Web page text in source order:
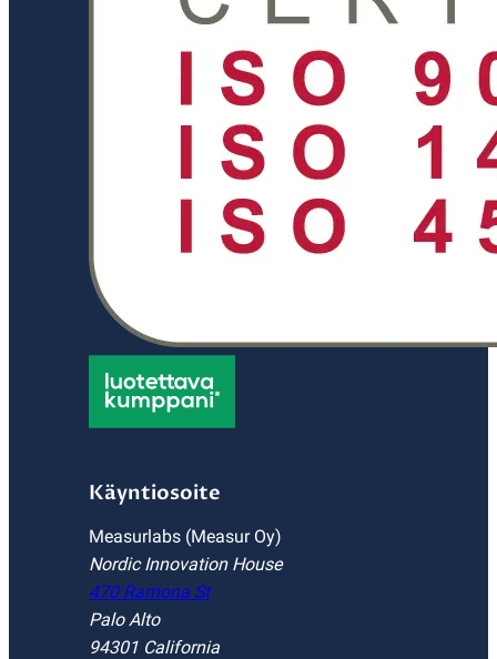
Käyntiosoite
Measurlabs (Measur Oy)
Nordic Innovation House
470 Ramona St
Palo Alto
94301 California